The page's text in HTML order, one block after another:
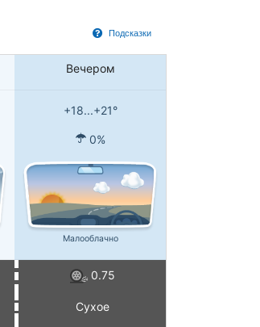
Подсказки
Вечером
+18...+21°
0%
Малооблачно
0.75
Сухое